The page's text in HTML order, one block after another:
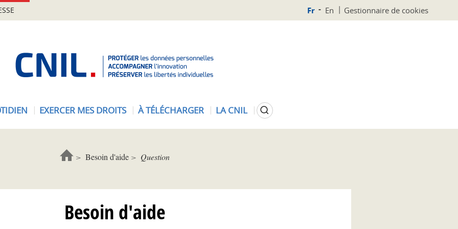
Fr En Gestionnaire de cookies
EXERCER MES DROITS À TÉLÉCHARGER LA CNIL Rechercher
Besoin d'aide Question
Besoin d'aide